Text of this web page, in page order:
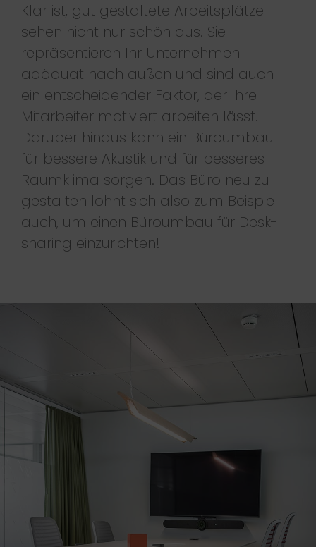
Klar ist, gut gestaltete Arbeitsplätze
sehen nicht nur schön aus. Sie
repräsentieren Ihr Unternehmen
adäquat nach außen und sind auch
ein entscheidender Faktor, der Ihre
Mitarbeiter motiviert arbeiten lässt.
Darüber hinaus kann ein Büroumbau
für bessere Akustik und für besseres
Raumklima sorgen. Das Büro neu zu
gestalten lohnt sich also zum Beispiel
auch, um einen Büroumbau für Desk-
sharing einzurichten!